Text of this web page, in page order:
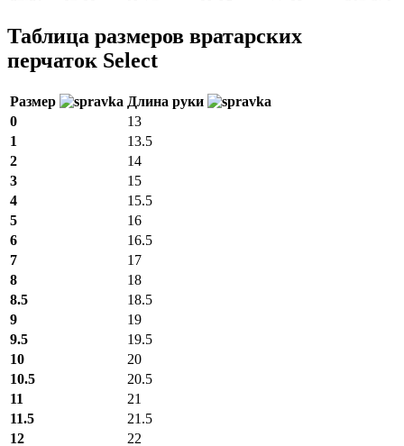
Таблица размеров вратарских
перчаток Select
Размер
Длина руки
0
13
1
13.5
2
14
3
15
4
15.5
5
16
6
16.5
7
17
8
18
8.5
18.5
9
19
9.5
19.5
10
20
10.5
20.5
11
21
11.5
21.5
12
22